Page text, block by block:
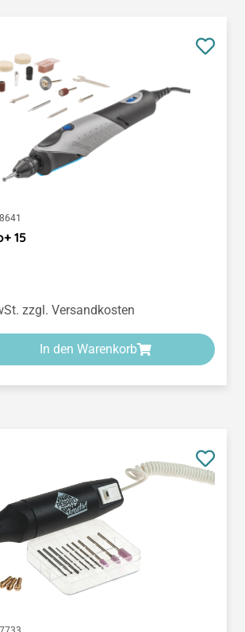
15
zzgl. Versandkosten
In den Warenkorb